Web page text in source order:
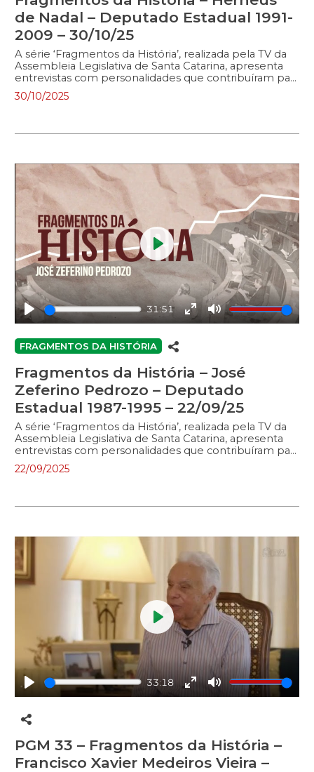
de Nadal – Deputado Estadual 1991-
2009 – 30/10/25
A série ‘Fragmentos da História’, realizada pela TV da
Assembleia Legislativa de Santa Catarina, apresenta
entrevistas com personalidades que contribuíram para
o desenvolvimento do Estado. No programa, políticos
e outras figuras públicas relembram a trajetória
presidente do Tribunal de Contas de Santa Catarina
estadual entre 1991 e 2009.
30/10/2025
Play
31:51
EnterMute
Play
FRAGMENTOS DA HISTÓRIA
Fragmentos da História – José
Zeferino Pedrozo – Deputado
Estadual 1987-1995 – 22/09/25
A série ‘Fragmentos da História’, realizada pela TV da
Assembleia Legislativa de Santa Catarina, apresenta
entrevistas com personalidades que contribuíram para
o desenvolvimento do Estado. Em meia-hora,
políticos e outras figuras públicas relembram a
entrevistado é o presidente da Federação da
(Faesc), José Zeferino Pedrozo, que exerceu o cargo
de deputado estadual entre 1987 e 1995, sendo
parlamentar constituinte e defensor dos interesses
das cooperativas no Poder Legislativo Estadual.
22/09/2025
Play
33:18
EnterMute
Play
PGM 33 – Fragmentos da História –
Francisco Xavier Medeiros Vieira –